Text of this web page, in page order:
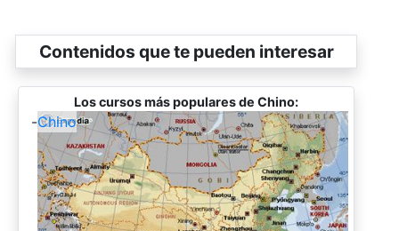
Contenidos que te pueden interesar
Los cursos más populares de Chino:
-Chino